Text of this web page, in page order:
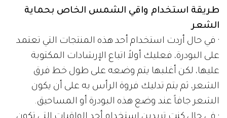
طريقة استخدام واقي الشمس الخاص بحماية
الشعر
· في حال أردت استخدام أحد هذه المنتجات التي تعتمد
على البودرة، فعليك أولاً اتباع الإرشادات المكتوبة
عليها، لكن أغلبها يتم وضعه على طول خط فرق
الشعر، ثم يتم تدليك فروة الرأس به على أن يكون
الشعر جافاً عند وضع هذه البودرة أو المساحيق.